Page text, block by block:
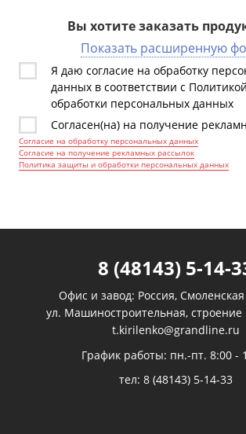
Вы хотите заказать
Показать расширенную
Я даю согласие на обработку
данных в соответствии с
обработки персональных данных
Согласен(на) на получение
Согласие на обработку персональных данных
Согласие на получение рекламных рассылок
Политика защиты и обработки персональных данных
8 (48143) 5-14-
Офис и завод: Россия, Смоленская
ул. Машиностроительная, строение
t.kirilenko@grandline.ru
График работы: пн.-пт. 8:00 -
тел: 8 (48143) 5-14-33